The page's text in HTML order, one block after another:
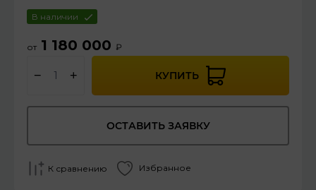
В наличии
от 1 180 000 ₽
− + КУПИТЬ
ОСТАВИТЬ ЗАЯВКУ
К сравнению Избранное